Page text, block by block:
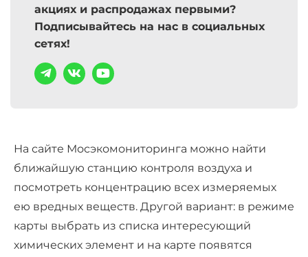
акциях и распродажах первыми?
Подписывайтесь на нас в социальных
сетях!
На сайте Мосэкомониторинга можно найти
ближайшую станцию контроля воздуха и
посмотреть концентрацию всех измеряемых
ею вредных веществ. Другой вариант: в режиме
карты выбрать из списка интересующий
химических элемент и на карте появятся